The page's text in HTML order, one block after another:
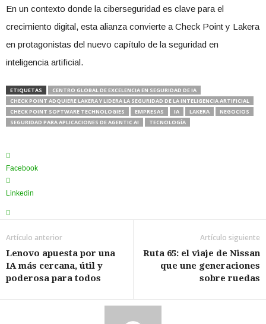
En un contexto donde la ciberseguridad es clave para el
crecimiento digital, esta alianza convierte a Check Point y Lakera
en protagonistas del nuevo capítulo de la seguridad en
inteligencia artificial.
ETIQUETAS
CENTRO GLOBAL DE EXCELENCIA EN SEGURIDAD DE IA
CHECK POINT ADQUIERE LAKERA Y LIDERA LA SEGURIDAD DE LA INTELIGENCIA ARTIFICIAL
CHECK POINT SOFTWARE TECHNOLOGIES
EMPRESAS IA LAKERA
NEGOCIOS
SEGURIDAD PARA APLICACIONES DE AGENTIC AI
TECNOLOGÍA
Facebook
Linkedin
Artículo anterior
Lenovo apuesta por una
IA más cercana, útil y
poderosa para todos
Artículo siguiente
Ruta 65: el viaje de Nissan
que une generaciones
sobre ruedas